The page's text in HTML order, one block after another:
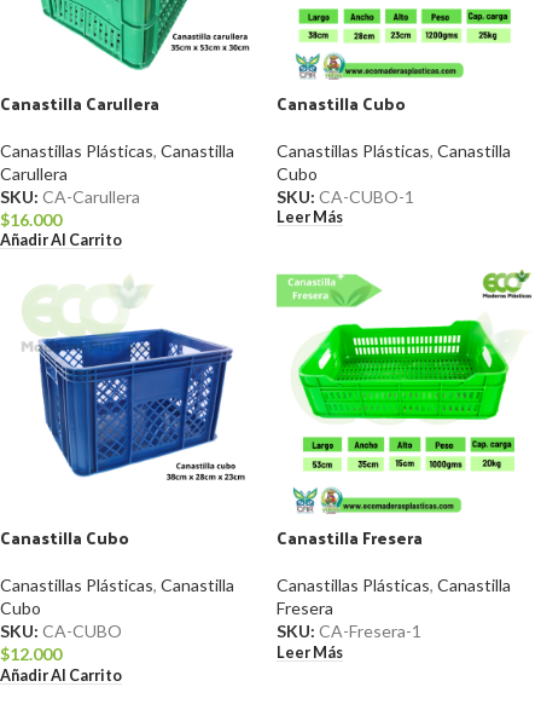
Canastilla Carullera
Canastillas Plásticas, Canastilla
Carullera
SKU: CA-Carullera
$16.000
Añadir Al Carrito
Canastilla Cubo
Canastillas Plásticas, Canastilla
Cubo
SKU: CA-CUBO-1
Leer Más
Canastilla Cubo
Canastillas Plásticas, Canastilla
Cubo
SKU: CA-CUBO
$12.000
Añadir Al Carrito
Canastilla Fresera
Canastillas Plásticas, Canastilla
Fresera
SKU: CA-Fresera-1
Leer Más